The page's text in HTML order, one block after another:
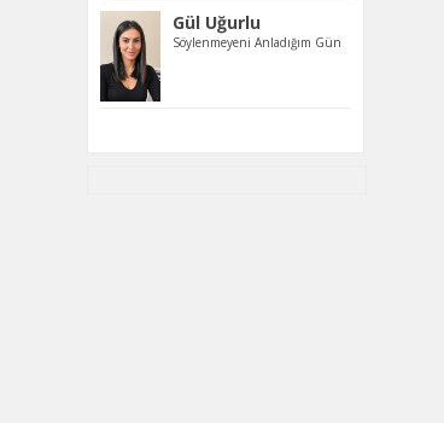
Gül Uğurlu
Söylenmeyeni Anladığım Gün